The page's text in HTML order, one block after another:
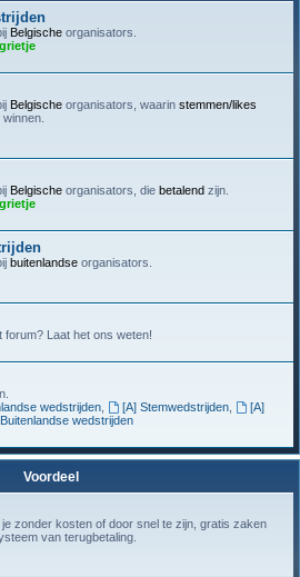
Belgische organisators.
grietje
Belgische organisators, waarin stemmen/likes
Belgische organisators, die betalend zijn.
grietje
buitenlandse organisators.
forum? Laat het ons weten!
wedstrijden, [A] Stemwedstrijden,
[A]
wedstrijden
Voordeel
zonder kosten of door snel te zijn, gratis zaken
van terugbetaling.